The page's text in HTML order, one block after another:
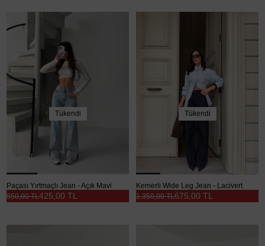
Tükendi
Paçası Yırtmaçlı Jean - Açık Mavi
425,00 TL
850,00 TL
Tükendi
Kemerli Wide Leg Jean - Lacivert
675,00 TL
1.350,00 TL